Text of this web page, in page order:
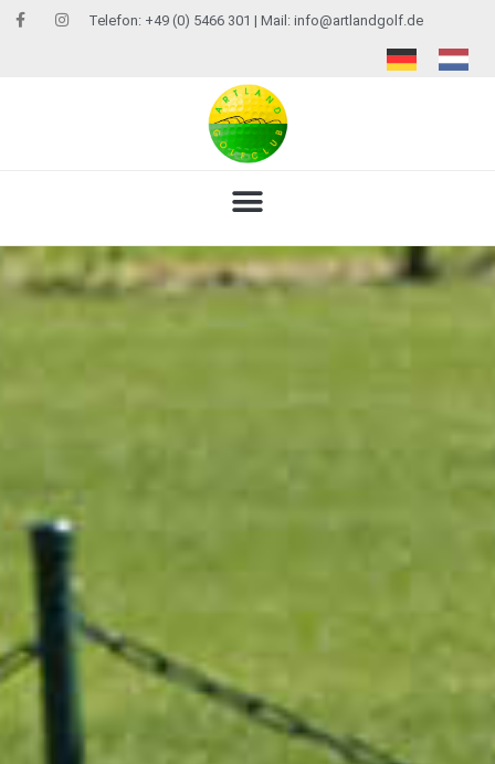
Telefon: +49 (0) 5466 301 | Mail: info@artlandgolf.de